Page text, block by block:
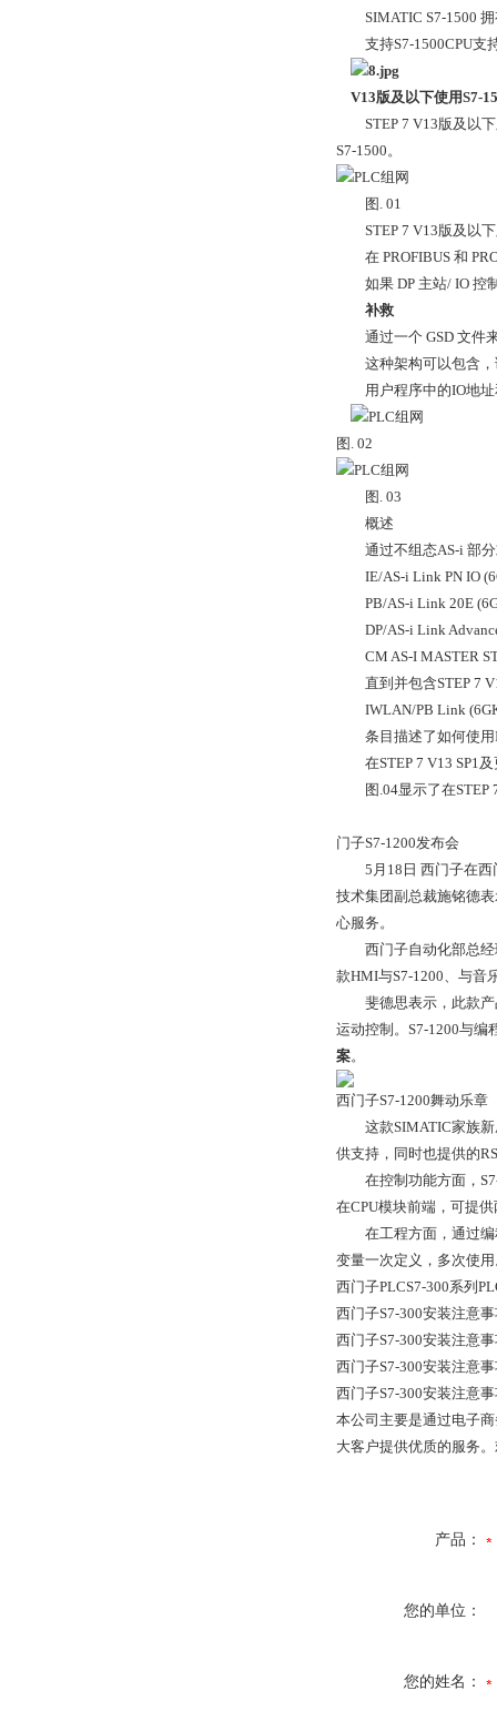
SIMATIC S7-1500 拥
支持S7-1500CPU支持
V13版及以下使用S7-
STEP 7 V13版及以下
S7-1500。
图. 01
STEP 7 V13版及以下
在 PROFIBUS 和
如果 DP 主站/ IO 控制
补救
通过一个 GSD 文件来
这种架构可以包含，诊
用户程序中的IO地址
图. 02
图. 03
概述
通过不组态AS-i 部分
IE/AS-i Link PN IO
PB/AS-i Link 20E
DP/AS-i Link
CM AS-I MASTER ST
直到并包含STEP 7
IWLAN/PB Link
条目描述了如何使用
在STEP 7 V13 SP1及
图.04显示了在STEP 7
门子S7-1200发布会
5月18日 西门子在西
技术集团副总裁施铭德
心服务。
西门子自动化部总经理
款HMI与S7-1200、与音
斐德思表示，此款产品
运动控制。S7-1200与编
案。
西门子S7-1200舞动乐章
这款SIMATIC家族新
供支持，同时也提供的
在控制功能方面，S7-
在CPU模块前端，可提
在工程方面，通过编程
变量一次定义，多次使
西门子PLCS7-300系列
西门子S7-300安装注意
西门子S7-300安装注意
西门子S7-300安装注意
西门子S7-300安装注意
本公司主要是通过电子
大客户提供优质的服务
产品：
您的单位：
您的姓名：